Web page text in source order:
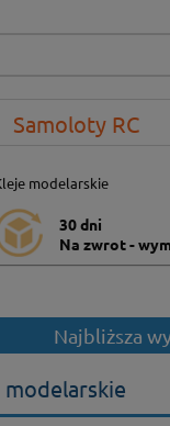
Samoloty RC
modelarskie
30 dni
Na zwrot -
Najbliższa
modelarskie